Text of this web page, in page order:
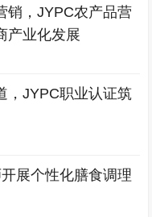
销，JYPC农产品营
产业化发展
，JYPC职业认证筑
展个性化膳食调理